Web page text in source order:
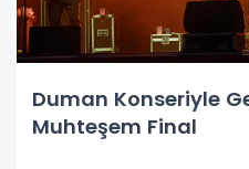
Duman Konseriyle
Muhteşem Final